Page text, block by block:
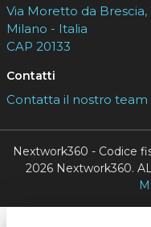
Via Moretto da Brescia,
Milano - Italia
CAP 20133
Contatti
Contatta il nostro
Nextwork360 - Codice
2026 Nextwork360.